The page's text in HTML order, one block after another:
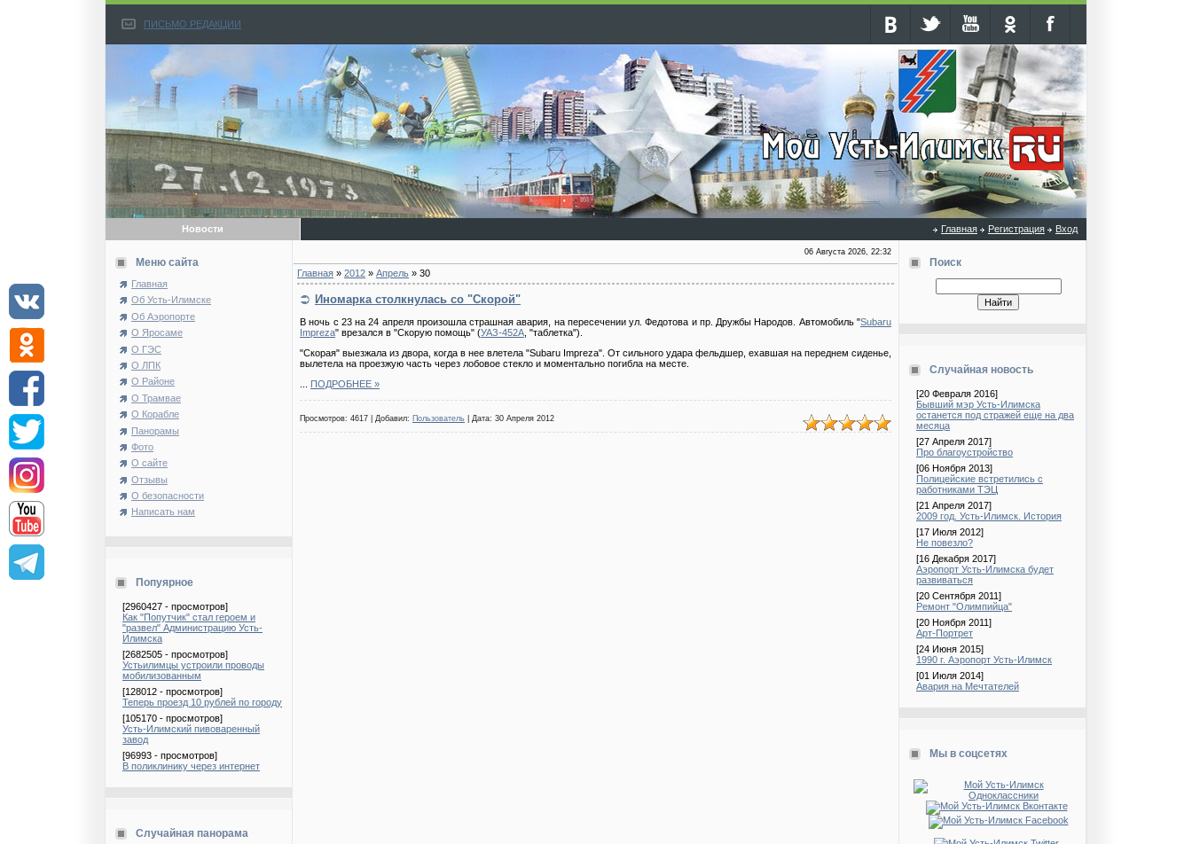
ПИСЬМО РЕДАКЦИИ
Новости Главная Регистрация Вход
Меню сайта
Главная
Об Усть-Илимске
Об Аэропорте
О Яросаме
О ГЭС
О ЛПК
О Районе
О Трамвае
О Корабле
Панорамы
Фото
О сайте
Отзывы
О безопасности
Написать нам
Попуярное
[2960427 - просмотров]
Как "Попутчик" стал героем и
"развел" Администрацию Усть-
Илимска
[2682505 - просмотров]
Устьилимцы устроили проводы
мобилизованным
[128012 - просмотров]
Теперь проезд 10 рублей по городу
[105170 - просмотров]
Усть-Илимский пивоваренный
завод
[96993 - просмотров]
В поликлинику через интернет
Случайная панорама
06 Августа 2026, 22:32
Главная » 2012 » Апрель » 30
Иномарка столкнулась со "Cкорой"
В ночь с 23 на 24 апреля произошла страшная авария, на пересечении ул. Федотова и пр. Дружбы Народов. Автомобиль "Subaru
Impreza" врезался в "Скорую помощь" (УАЗ-452А , "таблетка").
"Скорая" выезжала из двора, когда в нее влетела "Subaru Impreza". От сильного удара фельдшер, ехавшая на переднем сиденье,
вылетела на проезжую часть через лобовое стекло и моментально погибла на месте.
ПОДРОБНЕЕ »
Просмотров: 4617 | Добавил: Пользователь | Дата: 30 Апреля 2012
Поиск
Случайная новость
[20 Февраля 2016]
Бывший мэр Усть-Илимска
останется под стражей еще на два
месяца
[27 Апреля 2017]
Про благоустройство
[06 Ноября 2013]
Полицейские встретились с
работниками ТЭЦ
[21 Апреля 2017]
2009 год. Усть-Илимск. История
[17 Июля 2012]
Не повезло?
[16 Декабря 2017]
Аэропорт Усть-Илимска будет
развиваться
[20 Сентября 2011]
Ремонт "Олимпийца"
[20 Ноября 2011]
Арт-Портрет
[24 Июня 2015]
1990 г. Аэропорт Усть-Илимск
[01 Июля 2014]
Авария на Мечтателей
Мы в соцсетях